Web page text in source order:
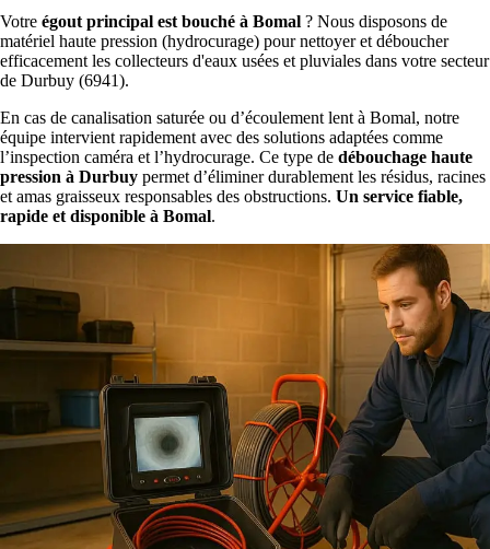
Votre égout principal est bouché à Bomal ? Nous disposons de
matériel haute pression (hydrocurage) pour nettoyer et déboucher
efficacement les collecteurs d'eaux usées et pluviales dans votre secteur
de Durbuy (6941).
En cas de canalisation saturée ou d’écoulement lent à Bomal, notre
équipe intervient rapidement avec des solutions adaptées comme
l’inspection caméra et l’hydrocurage. Ce type de débouchage haute
pression à Durbuy permet d’éliminer durablement les résidus, racines
et amas graisseux responsables des obstructions. Un service fiable,
rapide et disponible à Bomal.